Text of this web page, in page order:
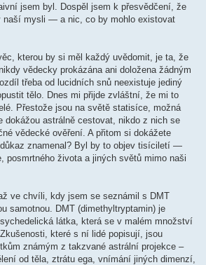
jsem byl. Dospěl jsem k přesvědčení, že
naší mysli — a nic, co by mohlo existovat
kterou by si měl každý uvědomit, je ta, že
vědecky prokázána ani doložena žádným
třeba od lucidních snů neexistuje jediný
tělo. Dnes mi přijde zvláštní, že mi to
Přestože jsou na světě statisíce, možná
astrálně cestovat, nikdo z nich se
vědecké ověření. A přitom si dokážete
znamenal? Byl by to objev tisíciletí —
posmrtného života a jiných světů mimo naši
ve chvíli, kdy jsem se seznámil s DMT
samotnou. DMT (dimethyltryptamin) je
látka, která se v malém množství
které s ní lidé popisují, jsou
známým z takzvané astrální projekce –
od těla, ztrátu ega, vnímání jiných dimenzí,